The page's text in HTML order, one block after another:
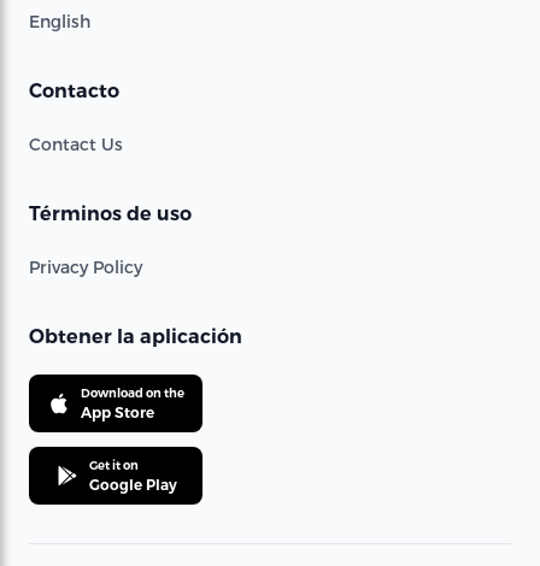
English
Contacto
Contact Us
Términos de uso
Privacy Policy
Obtener la aplicación
Download on the
App Store
Get it on
Google Play